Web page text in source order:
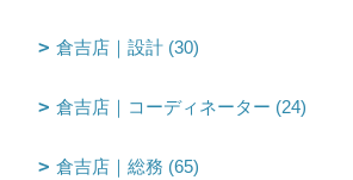
倉吉店｜設計 (30)
倉吉店｜コーディネーター (24)
倉吉店｜総務 (65)